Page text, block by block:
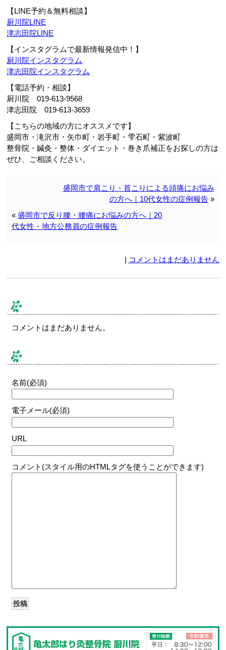
【LINE予約＆無料相談】
厨川院LINE
津志田院LINE
【インスタグラムで最新情報発信中！】
厨川院インスタグラム
津志田院インスタグラム
【電話予約・相談】
厨川院 019-613-9568
津志田院 019-613-3659
【こちらの地域の方にオススメです】
盛岡市・滝沢市・矢巾町・岩手町・雫石町・紫波町
整骨院・鍼灸・整体・ダイエット・巻き爪補正をお探しの方は
ぜひ、ご相談ください。
盛岡市で肩こり・首こりによる頭痛にお悩み
の方へ｜10代女性の症例報告»
«盛岡市で反り腰・腰痛にお悩みの方へ｜20
代女性・地方公務員の症例報告
| コメントはまだありません
コメント & トラックバック
コメントはまだありません。
コメントする
名前(必須)
電子メール(必須)
URL
コメント(スタイル用のHTMLタグを使うことができます)